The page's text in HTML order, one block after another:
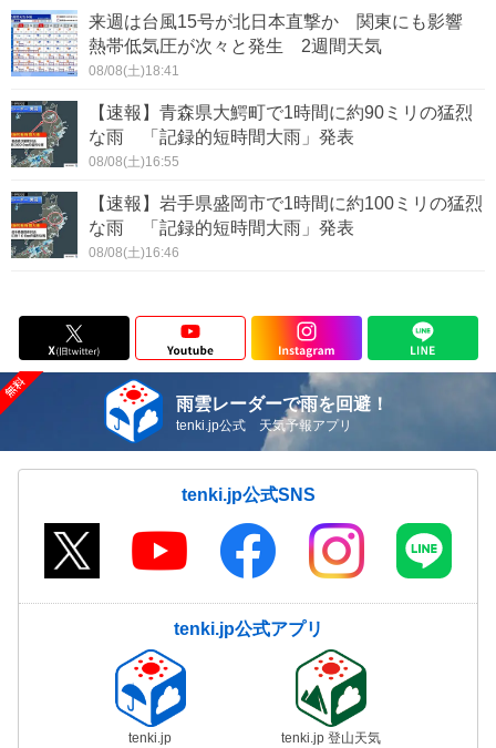
来週は台風15号が北日本直撃か 関東にも影響
熱帯低気圧が次々と発生 2週間天気
08/08(土)18:41
【速報】青森県大鰐町で1時間に約90ミリの猛烈
な雨 「記録的短時間大雨」発表
08/08(土)16:55
【速報】岩手県盛岡市で1時間に約100ミリの猛烈
な雨 「記録的短時間大雨」発表
08/08(土)16:46
雨雲レーダーで雨を回避！
tenki.jp公式 天気予報アプリ
tenki.jp公式SNS
tenki.jp公式アプリ
tenki.jp tenki.jp 登山天気